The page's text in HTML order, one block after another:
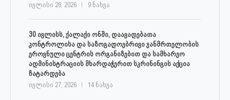
ივლისი 28, 2026 9 ნახვა
30 ივლისს, ქალაქი ონში, დაავადებათა
კონტროლისა და საზოგადოებრივი ჯანმრთელობის
ეროვნული ცენტრის ორგანიზებით და სამხარეო
ადმინისტრაციის მხარდაჭერით სკრინინგის აქცია
ჩატარდება
ივლისი 27, 2026 14 ნახვა